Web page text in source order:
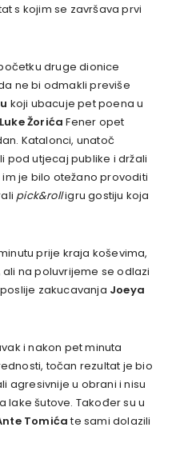
s kojim se završava prvi
druge dionice
ne bi odmakli previše
koji ubacuje pet poena u
Luke Žorića Fener opet
Katalonci, unatoč
pod utjecaj publike i držali
je bilo otežano provoditi
pick&rolligru gostiju koja
prije kraja koševima,
ali na poluvrijeme se odlazi
zakucavanja Joeya
i nakon pet minuta
točan rezultat je bio
agresivnije u obrani i nisu
lake šutove. Također su u
Tomićate sami dolazili